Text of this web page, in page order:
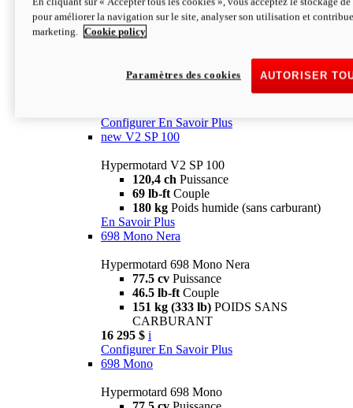
Configurer En Savoir Plus
newV2 SP
69 lb-ftCouple
Poids humide (sans carburant)
Configurer En Savoir Plus
new V2 SP 100
Hypermotard V2 SP 100
120,4 ch Puissance
69 lb-ft Couple
180 kg Poids humide (sans carburant)
En Savoir Plus
698 Mono Nera
Hypermotard 698 Mono Nera
77.5 cv Puissance
46.5 lb-ft Couple
151 kg (333 lb) POIDS SANS
CARBURANT
16 295 $ i
Configurer En Savoir Plus
698 Mono
Hypermotard 698 Mono
pour améliorer la navigation sur le site, analyser son utilisation et
marketing.
Cookie policy
AUTORISER
Paramètres des cookies